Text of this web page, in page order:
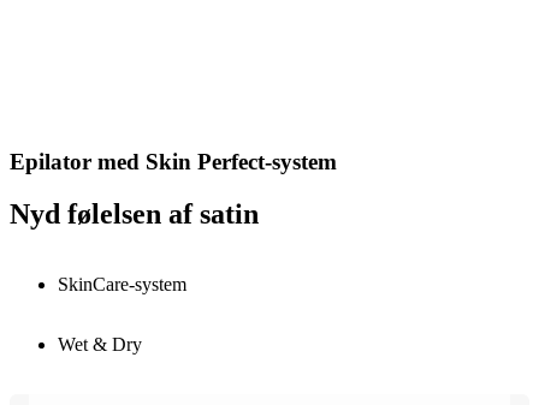
Epilator med Skin Perfect-system
Nyd følelsen af satin
SkinCare-system
Wet & Dry